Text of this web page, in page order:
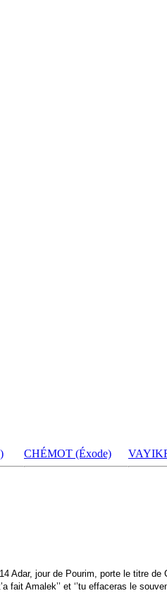
CHÉMOT (Éxode)
14 Adar, jour de Pourim, porte le titre
fait Amalek’’ et ‘’tu effaceras le